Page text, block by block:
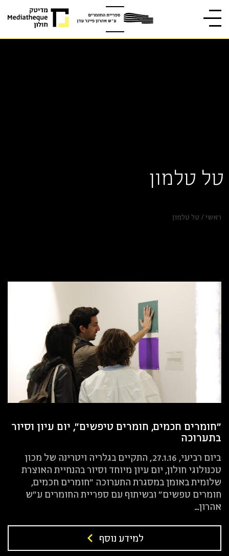
טל טלמון
ראשי/ טל טלמון
"חומרים חכמים, חומרים טיפשים", יום עיון וסיור
בתערוכה
ביום רביעי, 27.1.16, התקיים בגלריה ויטרינה של מכון
טכנולוגי חולון, יום עיון מיוחד וסיור בהנחיית האוצרת
שלומית באומן במסגרת התערוכה "חומרים חכמים,
חומרים טפשים" ובשיתוף עם ספריית החומרים ע"ש
אהרון...
למידע נוסף